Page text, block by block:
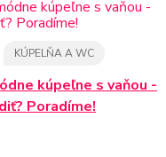
KÚPELŇA A WC
kúpeľne s vaňou -
Poradíme!